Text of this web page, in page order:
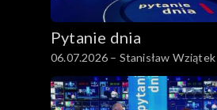
Pytanie dnia
06.07.2026 – Stanisław Wziątek